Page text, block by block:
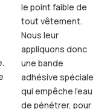
le point faible de
tout vêtement.
Nous leur
appliquons donc
une bande
adhésive spéciale
qui empêche l'eau
de pénétrer, pour